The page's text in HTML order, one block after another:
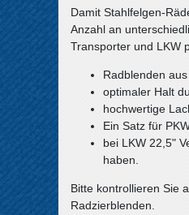
Damit Stahlfelgen-
Anzahl an
Transporter und LKW
Radblenden
optimaler Halt
hochwertige
Ein Satz für
bei LKW 22,5"
haben.
Bitte kontrollieren Sie
Radzierblenden.